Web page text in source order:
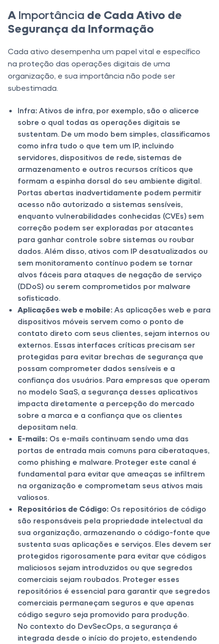
A Importância de Cada Ativo de
Segurança da Informação
Cada ativo desempenha um papel vital e específico
na proteção das operações digitais de uma
organização, e sua importância não pode ser
subestimada.
Infra: Ativos de infra, por exemplo, são o alicerce
sobre o qual todas as operações digitais se
sustentam. De um modo bem simples, classificamos
como infra tudo o que tem um IP, incluindo
servidores, dispositivos de rede, sistemas de
armazenamento e outros recursos críticos que
formam a espinha dorsal do seu ambiente digital.
Portas abertas inadvertidamente podem permitir
acesso não autorizado a sistemas sensíveis,
enquanto vulnerabilidades conhecidas (CVEs) sem
correção podem ser exploradas por atacantes
para ganhar controle sobre sistemas ou roubar
dados. Além disso, ativos com IP desatualizados ou
sem monitoramento contínuo podem se tornar
alvos fáceis para ataques de negação de serviço
(DDoS) ou serem comprometidos por malware
sofisticado.
Aplicações web e mobile: As aplicações web e para
dispositivos móveis servem como o ponto de
contato direto com seus clientes, sejam internos ou
externos. Essas interfaces críticas precisam ser
protegidas para evitar brechas de segurança que
possam comprometer dados sensíveis e a
confiança dos usuários. Para empresas que operam
no modelo SaaS, a segurança desses aplicativos
impacta diretamente a percepção do mercado
sobre a marca e a confiança que os clientes
depositam nela.
E-mails: Os e-mails continuam sendo uma das
portas de entrada mais comuns para ciberataques,
como phishing e malware. Proteger este canal é
fundamental para evitar que ameaças se infiltrem
na organização e comprometam seus ativos mais
valiosos.
Repositórios de Código: Os repositórios de código
são responsáveis pela propriedade intelectual da
sua organização, armazenando o código-fonte que
sustenta suas aplicações e serviços. Eles devem ser
protegidos rigorosamente para evitar que códigos
maliciosos sejam introduzidos ou que segredos
comerciais sejam roubados. Proteger esses
repositórios é essencial para garantir que segredos
comerciais permaneçam seguros e que apenas
código seguro seja promovido para produção.
No contexto do DevSecOps, a segurança é
integrada desde o início do projeto, estendendo